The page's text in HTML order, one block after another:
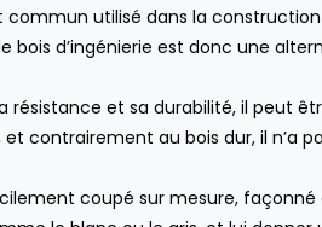
utilisé dans la
bois d’ingénierie est donc une
résistance et sa durabilité, il peut
et contrairement au bois dur, il n’a
coupé sur mesure,